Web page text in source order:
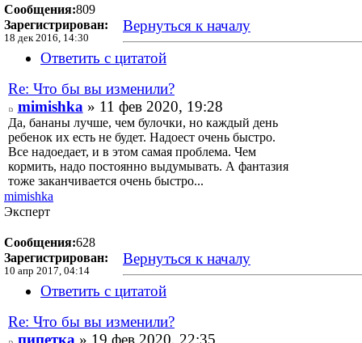
Сообщения:809
Зарегистрирован:
18 дек 2016, 14:30
Вернуться к началу
Ответить с цитатой
Re: Что бы вы изменили?
mimishka» 11 фев 2020, 19:28
Да, бананы лучше, чем булочки, но каждый день
ребенок их есть не будет. Надоест очень быстро.
Все надоедает, и в этом самая проблема. Чем
кормить, надо постоянно выдумывать. А фантазия
тоже заканчивается очень быстро...
mimishka
Эксперт
Сообщения:628
Зарегистрирован:
10 апр 2017, 04:14
Вернуться к началу
Ответить с цитатой
Re: Что бы вы изменили?